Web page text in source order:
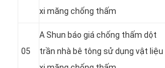
xi măng chống thấm
05
A Shun báo giá chống thấm dột
trần nhà bê tông sử dụng vật liệu